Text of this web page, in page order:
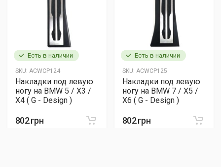
Есть в наличии
SKU: ACWCP124
Накладки под левую
ногу на BMW 5 / X3 /
X4 ( G - Design )
802 грн
Есть в наличии
SKU: ACWCP125
Накладки под левую
ногу на BMW 7 / X5 /
X6 ( G - Design )
802 грн